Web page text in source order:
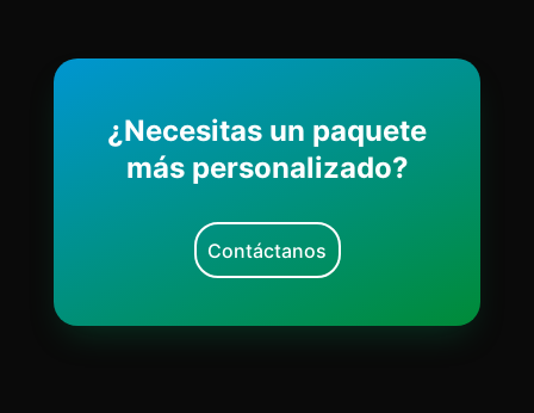
¿Necesitas un paquete
más personalizado?
Contáctanos